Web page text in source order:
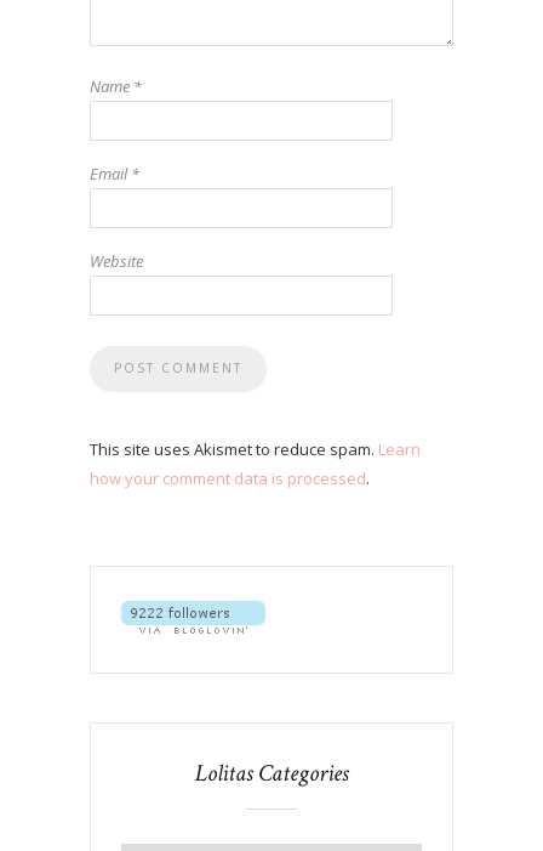
Name *
Email*
Website
This site uses Akismet to reduce spam. Learn
how your comment data is processed.
Lolitas Categories